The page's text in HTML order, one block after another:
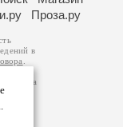
Проза.ру
в
за